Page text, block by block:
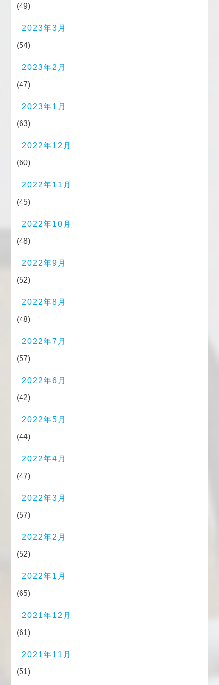
(49)
2023年3月
(54)
2023年2月
(47)
2023年1月
(63)
2022年12月
(60)
2022年11月
(45)
2022年10月
(48)
2022年9月
(52)
2022年8月
(48)
2022年7月
(57)
2022年6月
(42)
2022年5月
(44)
2022年4月
(47)
2022年3月
(57)
2022年2月
(52)
2022年1月
(65)
2021年12月
(61)
2021年11月
(51)